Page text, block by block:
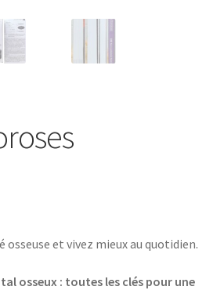
et vivez mieux au quotidien.
osseux : toutes les clés pour une